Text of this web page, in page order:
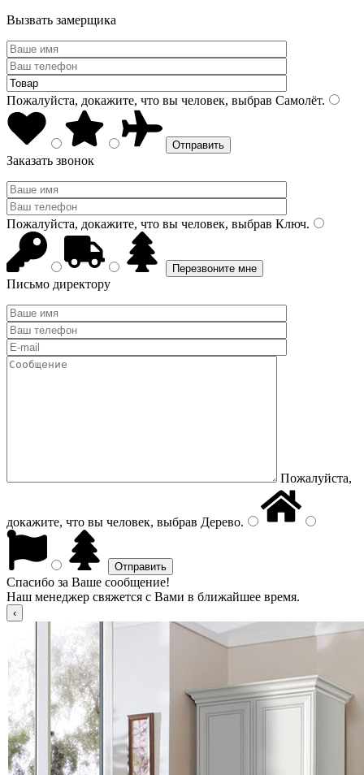
Вызвать замерщика
Пожалуйста, докажите, что вы человек, выбрав Самолёт.
Заказать звонок
Пожалуйста, докажите, что вы человек, выбрав Ключ.
Письмо директору
Пожалуйста,
докажите, что вы человек, выбрав Дерево.
Спасибо за Ваше сообщение!
Наш менеджер свяжется с Вами в ближайшее время.